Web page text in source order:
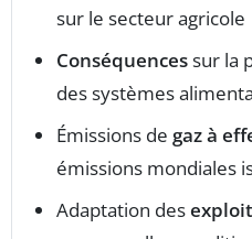
sur le secteur agricole
Conséquencessur la
des systèmes
Émissions de gaz à
émissions mondiales
Adaptation des